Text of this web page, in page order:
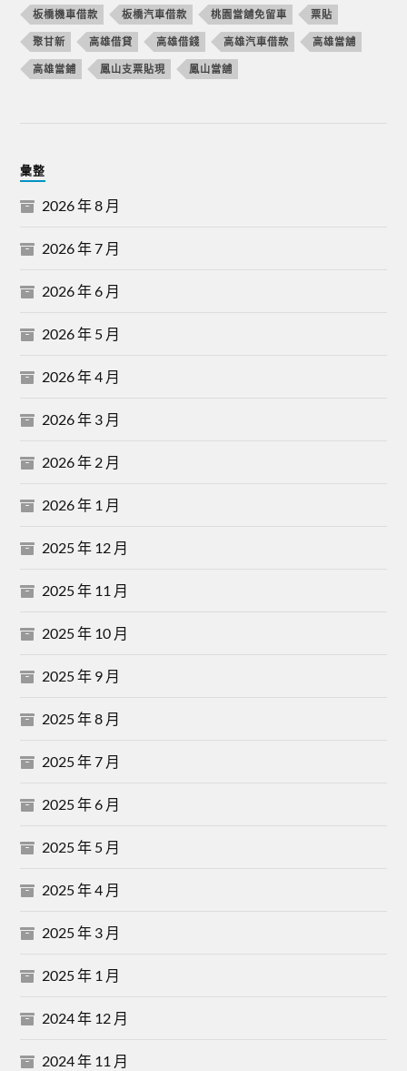
板橋機車借款 板橋汽車借款 桃園當舖免留車 票貼
聚甘新 高雄借貸 高雄借錢 高雄汽車借款 高雄當舖
高雄當鋪 鳳山支票貼現 鳳山當舖
彙整
2026 年 8 月
2026 年 7 月
2026 年 6 月
2026 年 5 月
2026 年 4 月
2026 年 3 月
2026 年 2 月
2026 年 1 月
2025 年 12 月
2025 年 11 月
2025 年 10 月
2025 年 9 月
2025 年 8 月
2025 年 7 月
2025 年 6 月
2025 年 5 月
2025 年 4 月
2025 年 3 月
2025 年 1 月
2024 年 12 月
2024 年 11 月